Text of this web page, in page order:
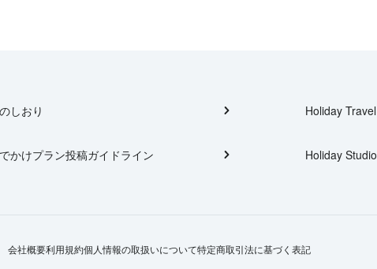
しおり
かけプラン投稿ガイドライン
Holiday Travel
Holiday Studio
会社概要利用規約個人情報の取扱いについて特定商取引法に基づく表記